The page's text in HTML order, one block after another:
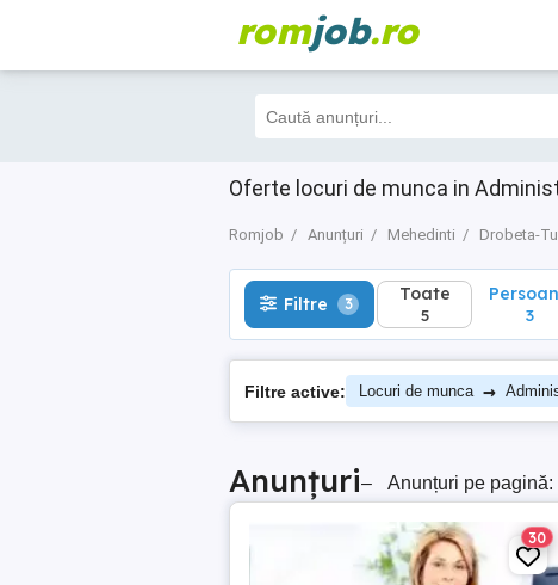
romjob.ro
Oferte locuri de munca in
Romjob Anunțuri Mehedinti Drobeta-
Filtre 3 Toate
5
Filtre 3 Toate
5 3
Filtre active: Locuri de munca →
Anunțuri– Anunțuri pe pagină:
30